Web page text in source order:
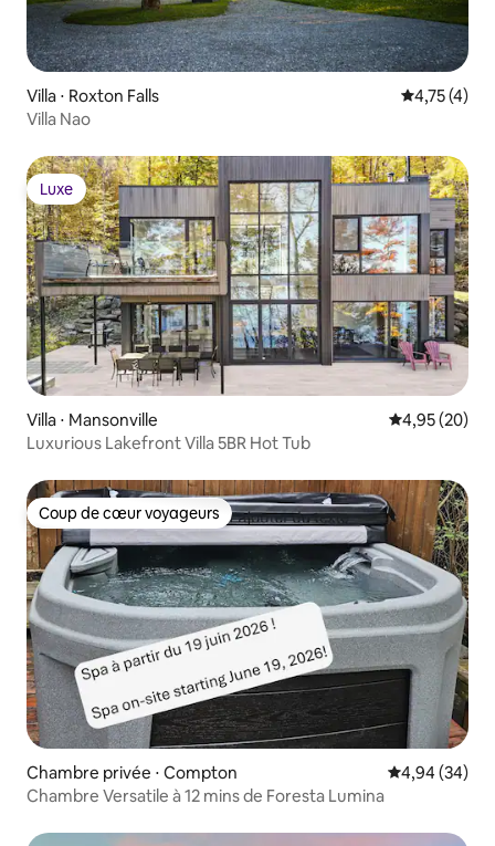
Villa ⋅ Roxton Falls Évaluation
4,75 (4)
Villa Nao
Luxe
Luxe
Villa ⋅ Mansonville Évaluation
4,95 (20)
Luxurious Lakefront Villa 5BR Hot Tub
Coup de cœur voyageurs
Coup de cœur voyageurs
Chambre privée ⋅ Compton Évaluation
4,94 (34)
Chambre Versatile à 12 mins de Foresta Lumina